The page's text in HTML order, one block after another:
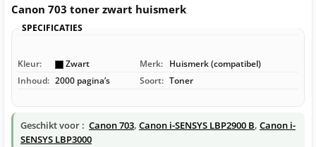
Canon 703 toner zwart huismerk
SPECIFICATIES
Kleur: Zwart Merk: Huismerk (compatibel)
Inhoud: 2000 pagina’s Soort: Toner
Geschikt voor : Canon 703, Canon i-SENSYS LBP2900 B, Canon i-
SENSYS LBP3000